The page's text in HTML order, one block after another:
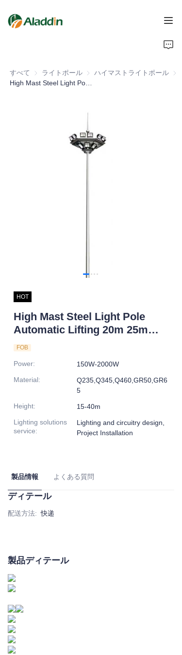
すべて ライトポール ライトポール
ハイマストライトポール ハ
HOT
High Mast Steel Light Pole
Automatic Lifting 20m 25m
Heights Hot Dip Galvanized for
FOB
Power:
150W-2000W
Material:
Q235,Q345,Q460,GR50,GR6
5
Height:
15-40m
Lighting solutions
service:
Lighting and circuitry design,
Project Installation
製品情報 よくある質問
ディテール
配送方法: 快递
製品ディテール
私たちについて